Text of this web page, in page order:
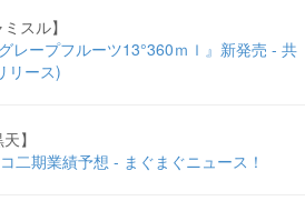
スル】
レープフルーツ13°360ｍｌ』新発売 - 共
リース)
】
二期業績予想 - まぐまぐニュース！